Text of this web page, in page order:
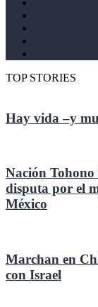
TOP STORIES
Hay vida –y
Nación
disputa por el
México
Marchan en
con Israel